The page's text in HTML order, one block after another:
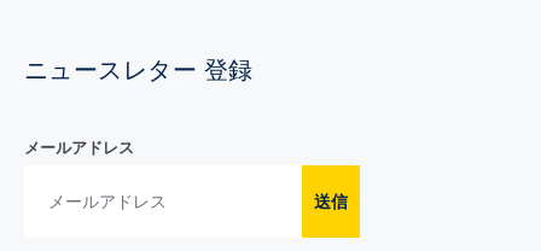
ニュースレター 登録
メールアドレス
送信